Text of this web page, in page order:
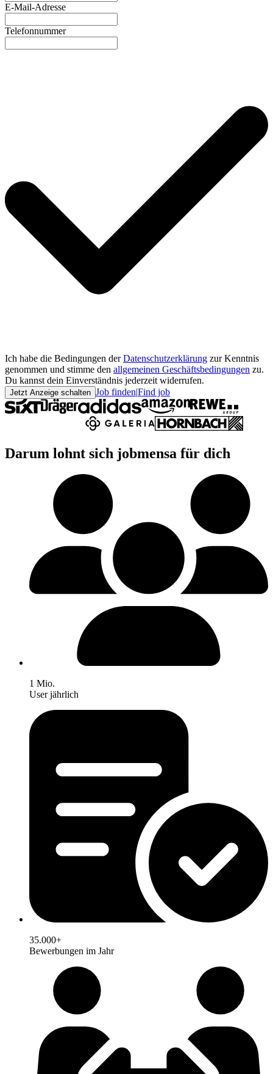
E-Mail-Adresse
Telefonnummer
Ich habe die Bedingungen der Datenschutzerklärung zur Kenntnis
genommen und stimme den allgemeinen Geschäftsbedingungen zu.
Du kannst dein Einverständnis jederzeit widerrufen.
Jetzt Anzeige schalten Job finden|Find job
Darum lohnt sich jobmensa für dich
1 Mio.
User jährlich
35.000+
Bewerbungen im Jahr